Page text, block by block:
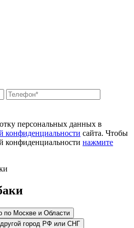
персональных данных в
конфиденциальности сайта. Чтобы
конфиденциальности нажмите
по Москве и Области
город РФ или СНГ